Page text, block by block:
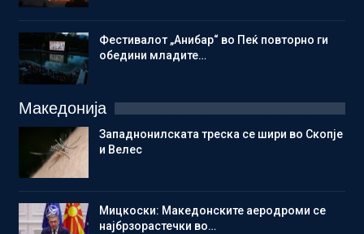
Фестивалот „Анибар“ во Пеќ повторно ги
обедини младите…
Македонија
Западнонилската треска се шири во Скопје
и Велес
Мицкоски: Македонските аеродроми се
најбрзорастечки во…